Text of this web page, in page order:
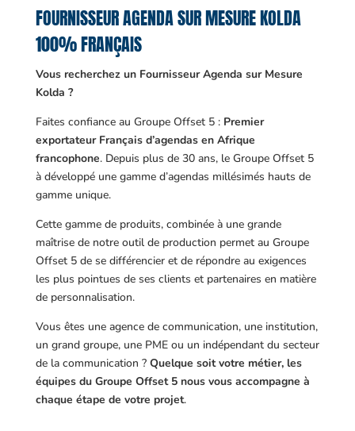
FOURNISSEUR AGENDA SUR MESURE KOLDA
100% FRANÇAIS
Vous recherchez un Fournisseur Agenda sur Mesure
Kolda ?
Faites confiance au Groupe Offset 5 : Premier
exportateur Français d’agendas en Afrique
francophone. Depuis plus de 30 ans, le Groupe Offset 5
à développé une gamme d’agendas millésimés hauts de
gamme unique.
Cette gamme de produits, combinée à une grande
maîtrise de notre outil de production permet au Groupe
Offset 5 de se différencier et de répondre au exigences
les plus pointues de ses clients et partenaires en matière
de personnalisation.
Vous êtes une agence de communication, une institution,
un grand groupe, une PME ou un indépendant du secteur
de la communication ? Quelque soit votre métier, les
équipes du Groupe Offset 5 nous vous accompagne à
chaque étape de votre projet.